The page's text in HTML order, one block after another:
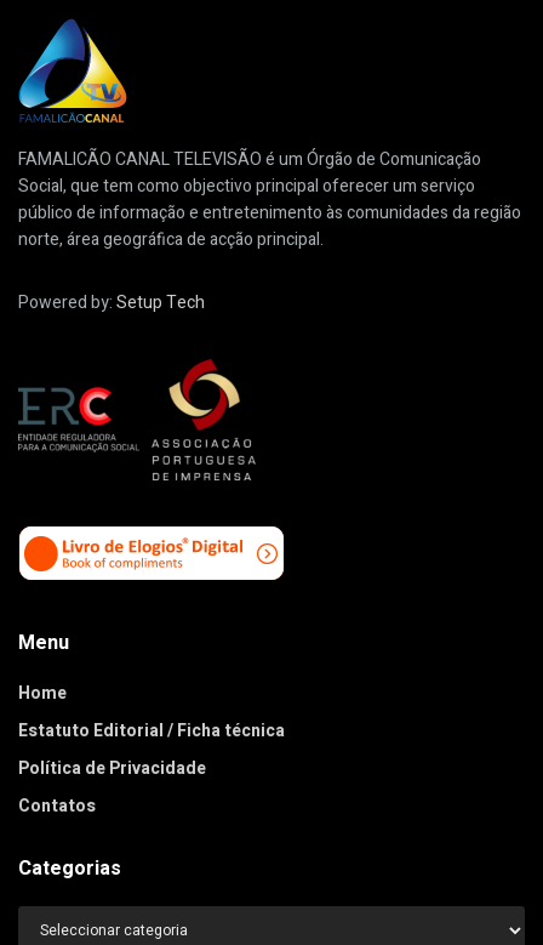
FAMALICÃO CANAL TELEVISÃO é um Órgão de Comunicação
Social, que tem como objectivo principal oferecer um serviço
público de informação e entretenimento às comunidades da região
norte, área geográfica de acção principal.
Powered by:Setup Tech
Menu
Home
Estatuto Editorial / Ficha técnica
Política de Privacidade
Contatos
Categorias
Categorias